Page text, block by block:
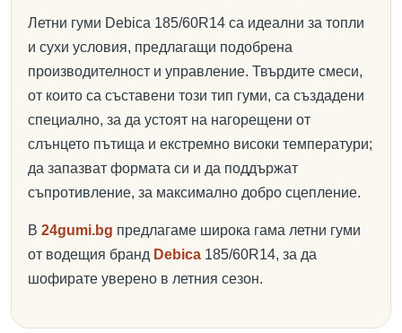
Летни гуми Debica 185/60R14 са идеални за топли
и сухи условия, предлагащи подобрена
производителност и управление. Твърдите смеси,
от които са съставени този тип гуми, са създадени
специално, за да устоят на нагорещени от
слънцето пътища и екстремно високи температури;
да запазват формата си и да поддържат
съпротивление, за максимално добро сцепление.
В 24gumi.bg предлагаме широка гама летни гуми
от водещия бранд Debica 185/60R14, за да
шофирате уверено в летния сезон.